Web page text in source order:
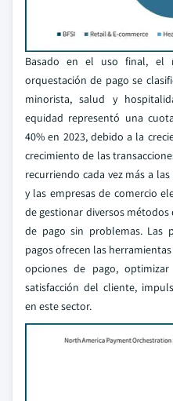
Basado en el uso final, el
orquestación de pago se
minorista, salud y
equidad representó una
40% en 2023, debido a la
crecimiento de las
recurriendo cada vez más a
y las empresas de comercio
de gestionar diversos métodos
de pago sin problemas. Las
pagos ofrecen las
opciones de pago,
satisfacción del cliente,
en este sector.